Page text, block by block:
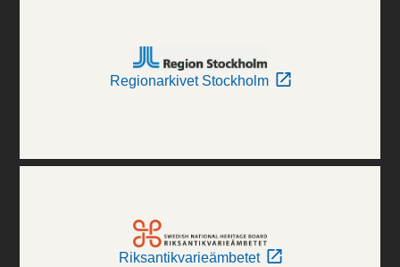
Regionarkivet Stockholm
Riksantikvarieämbetet